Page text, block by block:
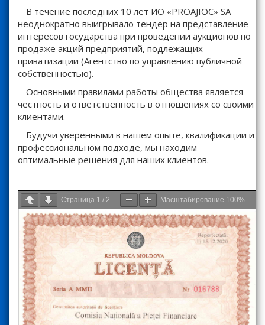
В течение последних 10 лет ИО «PROAJIOC» SA
неоднократно выигрывало тендер на представление
интересов государства при проведении аукционов по
продаже акций предприятий, подлежащих
приватизации (Агентство по управлению публичной
собственностью).
Основными правилами работы общества является —
честность и ответственность в отношениях со своими
клиентами.
Будучи уверенными в нашем опыте, квалификации и
профессиональном подходе, мы находим
оптимальные решения для наших клиентов.
Страница 1 / 2 Масштабирование 100%